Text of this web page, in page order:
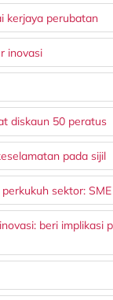
kerjaya perubatan
inovasi
diskaun 50 peratus
pada sijil
sektor:
beri implikasi